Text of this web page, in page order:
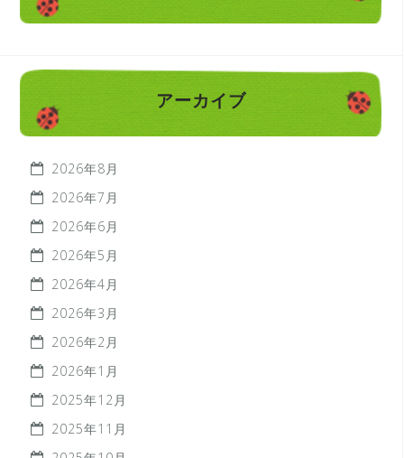
アーカイブ
2026年8月
2026年7月
2026年6月
2026年5月
2026年4月
2026年3月
2026年2月
2026年1月
2025年12月
2025年11月